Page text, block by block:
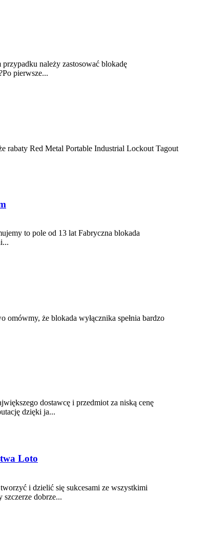
należy zastosować blokadę
pierwsze...
rabaty Red Metal Portable Industrial Lockout Tagout
to pole od 13 lat Fabryczna blokada
że blokada wyłącznika spełnia bardzo
dostawcę i przedmiot za niską cenę
dzięki ja...
Loto
i dzielić się sukcesami ze wszystkimi
dobrze...